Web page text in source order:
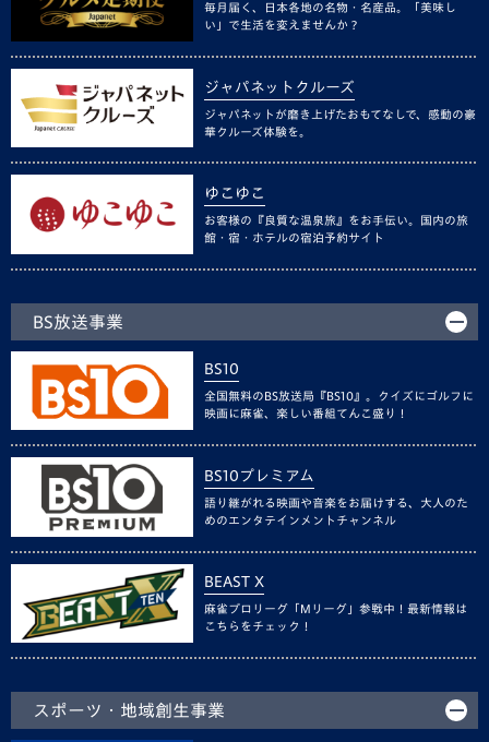
毎月届く、日本各地の名物・名産品。「美味し
い」で生活を変えませんか？
ジャパネットクルーズ
ジャパネットが磨き上げたおもてなしで、感動の豪
華クルーズ体験を。
ゆこゆこ
お客様の『良質な温泉旅』をお手伝い。国内の旅
館・宿・ホテルの宿泊予約サイト
BS放送事業
BS10
全国無料のBS放送局『BS10』。クイズにゴルフに
映画に麻雀、楽しい番組てんこ盛り！
BS10プレミアム
語り継がれる映画や音楽をお届けする、大人のた
めのエンタテインメントチャンネル
BEAST X
麻雀プロリーグ「Mリーグ」参戦中！最新情報は
こちらをチェック！
スポーツ・地域創生事業